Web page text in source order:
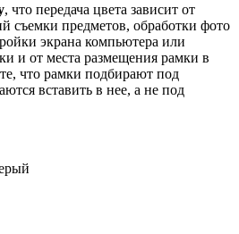
, что передача цвета зависит от
съемки предметов, обработки фото
экрана компьютера или
и от места размещения рамки в
что рамки подбирают под
вставить в нее, а не под